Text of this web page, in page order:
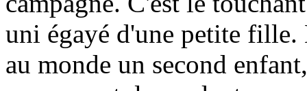
uni égayé d'une petite fille.
au monde un second